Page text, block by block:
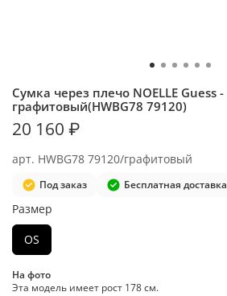
арт. HWBG78 79120/графитовый
Сумка через плечо NOELLE Guess -
графитовый(HWBG78 79120)
Под заказ Бесплатная доставка
20 160 ₽
Размер
OS
На фото
Эта модель имеет рост 178 см.